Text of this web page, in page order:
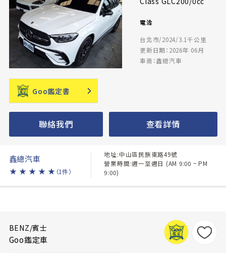
電洽
台北市/2024/3.1千公里
更新日期：2026年 06月
車商：鑫總汽車
Goo鑑定書
聯絡我們 查看詳情
鑫總汽車
★ ★ ★ ★ ★ （1件）
地址:中山區民族東路49號
營業時間:週一至週日 (AM 9:00 ~ PM
9:00)
BENZ/賓士
Goo鑑定車